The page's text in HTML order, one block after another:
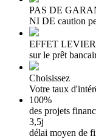
PAS DE
NI DE caution
EFFET LEVIER
sur le prêt
Choisissez
Votre taux
100%
des projets
3,5j
délai moyen de